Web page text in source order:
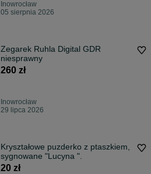
Inowrocław
05 sierpnia 2026
Zegarek Ruhla Digital GDR
niesprawny
260 zł
Inowrocław
29 lipca 2026
Kryształowe puzderko z ptaszkiem,
sygnowane "Lucyna ".
20 zł